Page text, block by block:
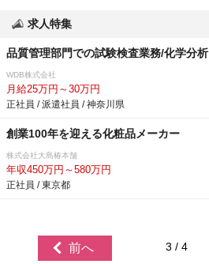
求人特集
品質管理部門での試験検査業務/化学分析
WDB株式会社
月給25万円～30万円
正社員 / 派遣社員 / 神奈川県
創業100年を迎える化粧品メーカー
株式会社大島椿本舗
年収450万円～580万円
正社員 / 東京都
前へ 3 / 4